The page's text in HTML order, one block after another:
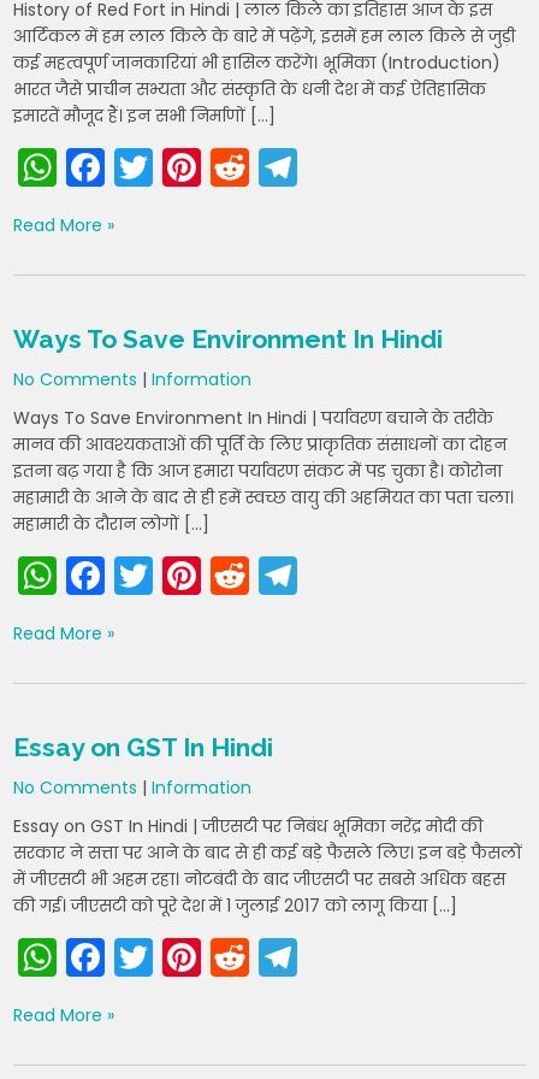
k
History of Red Fort in Hindi | लाल किले का इतिहास आज के इस
आर्टिकल में हम लाल किले के बारे में पढ़ेंगे, इसमें हम लाल किले से जुड़ी
कई महत्वपूर्ण जानकारियां भी हासिल करेंगे। भूमिका (Introduction)
भारत जैसे प्राचीन सभ्यता और संस्कृति के धनी देश में कई ऐतिहासिक
इमारतें मौजूद हैं। इन सभी निर्माणों […]
W
h
a
ts
A
p
p
F
a
c
e
b
o
o
k
T
w
er
Pi
nt
e
st
R
e
di
t
gr
a
m
Read More »
Ways To Save Environment In Hindi
No Comments |Information
Ways To Save Environment In Hindi | पर्यावरण बचाने के तरीके
मानव की आवश्यकताओं की पूर्ति के लिए प्राकृतिक संसाधनों का दोहन
इतना बढ़ गया है कि आज हमारा पर्यावरण संकट में पड़ चुका है। कोरोना
महामारी के आने के बाद से ही हमें स्वच्छ वायु की अहमियत का पता चला।
महामारी के दौरान लोगों […]
W
h
a
ts
A
p
p
F
a
c
e
b
o
o
k
T
w
er
Pi
nt
e
st
R
e
di
t
gr
Read More »
Essay on GST In Hindi
No Comments |Information
Essay on GST In Hindi | जीएसटी पर निबंध भूमिका नरेंद्र मोदी की
सरकार ने सत्ता पर आने के बाद से ही कई बड़े फैसले लिए। इन बड़े फैसलों
में जीएसटी भी अहम रहा। नोटबंदी के बाद जीएसटी पर सबसे अधिक बहस
की गई। जीएसटी को पूरे देश में 1 जुलाई 2017 को लागू किया […]
W
h
a
F
a
c
T
w
Pi
nt
R
e
Read More »